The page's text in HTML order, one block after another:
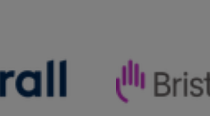
nicht nach Häufigkeit geordnet, in meisten Fällen
Posteriores reversibles Enzephalopathie-syndrom
Elektrolytverschiebungen. Leuko-